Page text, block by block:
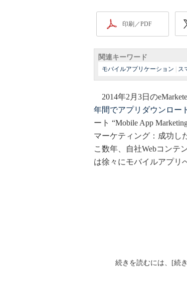
印刷／PDF
関連キーワード
モバイルアプリケーション ス
2014年2月3日の
年間でアプリダウンロー
ート “Mobile App
マーケティング：成功し
こ数年、自社Webコンテ
は徐々にモバイルアプリ
続きを読むには、[続